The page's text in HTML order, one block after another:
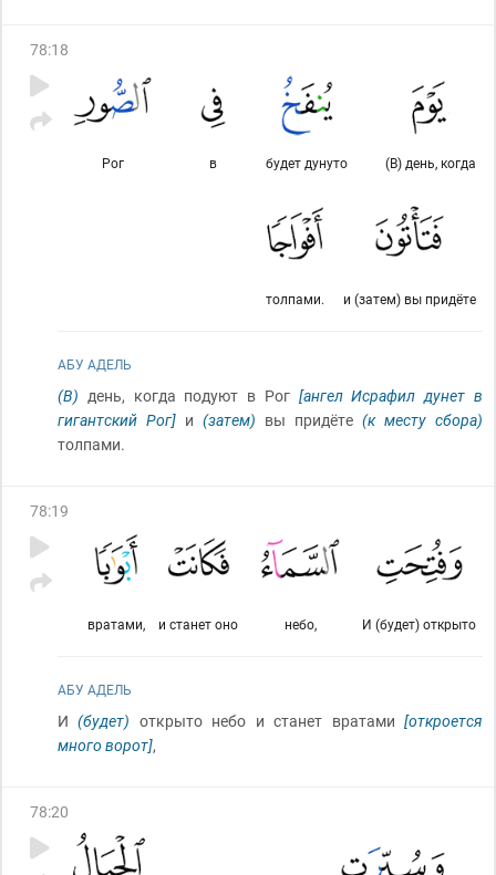
78:18
(В) день, когда
будет дунуто
в
Рог
и (затем) вы придёте
толпами.
АБУ АДЕЛЬ
(В) день, когда подуют в Рог [ангел Исрафил дунет в
гигантский Рог] и (затем) вы придёте (к месту сбора)
толпами.
78:19
И (будет) открыто
небо,
и станет оно
вратами,
АБУ АДЕЛЬ
И(будет) открыто небо и станет вратами[откроется
много ворот],
78:20